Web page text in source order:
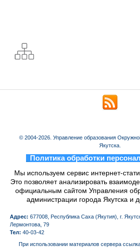
© 2004-2026. Управление образования
Якутска.
Политика обработки
Мы используем сервис интернет-
Это позволяет анализировать
официальным сайтом Управления
администрации города Якутска и
Адрес: 677008, Республика Саха (Якутия), г.
Лермонтова, 79
Тел: 40-03-42
При использовании материалов сервера